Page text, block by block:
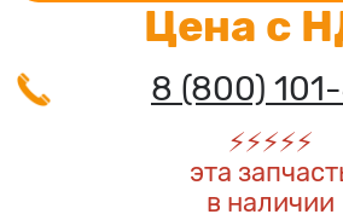
Цена с
8 (800)
⚡️⚡️⚡️⚡️⚡️
эта
в наличии